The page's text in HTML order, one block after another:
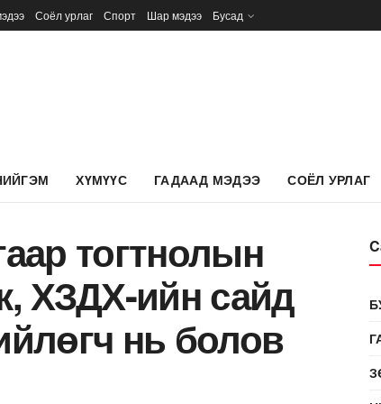
Соёл урлаг Спорт Шар мэдээ Бусад
ХҮМҮҮС ГАДААД МЭДЭЭ СОЁЛ УРЛАГ
тогтнолын
ХЗДХ-ийн сайд
нь болов